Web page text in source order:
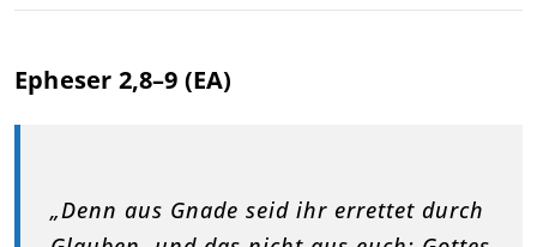
Epheser 2,8–9 (EA)
„Denn aus Gnade seid ihr errettet durch